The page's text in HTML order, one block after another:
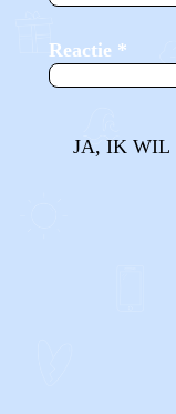
Reactie *
JA, IK WIL